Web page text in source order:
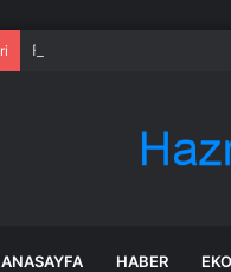
Fransa’daki yangınlarda 4
ANASAYFA HABER